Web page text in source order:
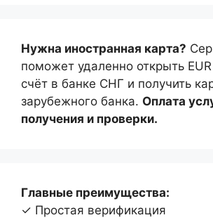
Нужна иностранная карта?
поможет удаленно открыть
счёт в банке СНГ и получить
зарубежного банка. Оплата
получения и проверки.
Главные преимущества:
✓ Простая верификация